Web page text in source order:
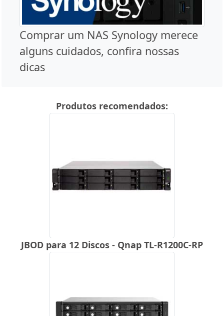
Comprar um NAS Synology merece
alguns cuidados, confira nossas
dicas
Produtos recomendados:
JBOD para 12 Discos - Qnap TL-R1200C-RP